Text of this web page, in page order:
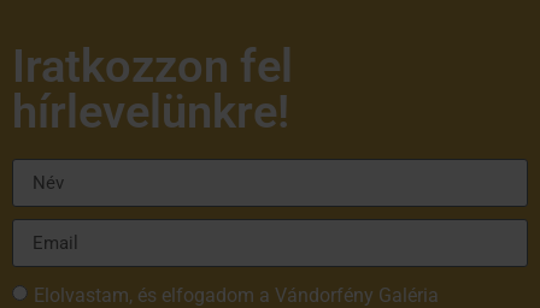
Iratkozzon fel
hírlevelünkre!
Elolvastam, és elfogadom a Vándorfény Galéria